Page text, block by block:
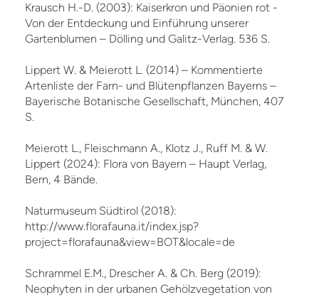
Krausch H.-D. (2003): Kaiserkron und Päonien rot -
Von der Entdeckung und Einführung unserer
Gartenblumen – Dölling und Galitz-Verlag. 536 S.
Lippert W. & Meierott L. (2014) – Kommentierte
Artenliste der Farn- und Blütenpflanzen Bayerns –
Bayerische Botanische Gesellschaft, München, 407
S.
Meierott L., Fleischmann A., Klotz J., Ruff M. & W.
Lippert (2024): Flora von Bayern – Haupt Verlag,
Bern, 4 Bände.
Naturmuseum Südtirol (2018):
http://www.florafauna.it/index.jsp?
project=florafauna&view=BOT&locale=de
Schrammel E.M., Drescher A. & Ch. Berg (2019):
Neophyten in der urbanen Gehölzvegetation von